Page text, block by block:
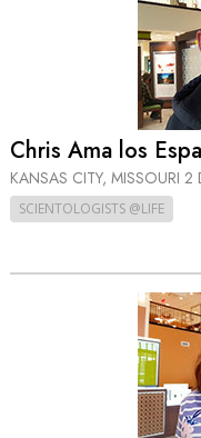
Chris Ama los
KANSAS CITY, MISSOURI 2
SCIENTOLOGISTS @LIFE